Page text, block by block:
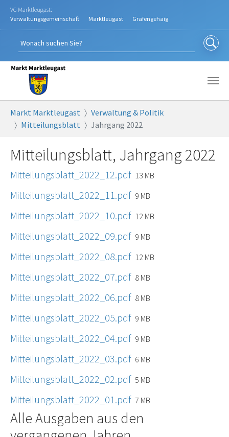
Zum Hauptinhalt springen
VG Marktleugast:
Verwaltungsgemeinschaft
Marktleugast Grafengehaig
Markt Marktleugast
Verwaltung & Politik
Mitteilungsblatt
Jahrgang 2022
Mitteilungsblatt, Jahrgang 2022
Mitteilungsblatt_2022_12.pdf 13 MB
Mitteilungsblatt_2022_11.pdf 9 MB
Mitteilungsblatt_2022_10.pdf 12 MB
Mitteilungsblatt_2022_09.pdf 9 MB
Mitteilungsblatt_2022_08.pdf 12 MB
Mitteilungsblatt_2022_07.pdf 8 MB
Mitteilungsblatt_2022_06.pdf 8 MB
Mitteilungsblatt_2022_05.pdf 9 MB
Mitteilungsblatt_2022_04.pdf 9 MB
Mitteilungsblatt_2022_03.pdf 6 MB
Mitteilungsblatt_2022_02.pdf 5 MB
Mitteilungsblatt_2022_01.pdf 7 MB
Alle Ausgaben aus den